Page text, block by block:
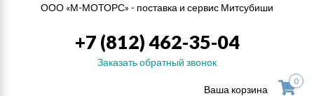
ООО «М-МОТОРС» - поставка и сервис Митсубиши
+7 (812) 462-35-04
Заказать обратный звонок
Ваша корзина
0